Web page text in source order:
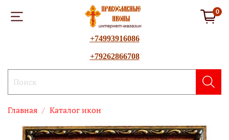
0
+74993916086
+79262866708
Главная Каталог икон